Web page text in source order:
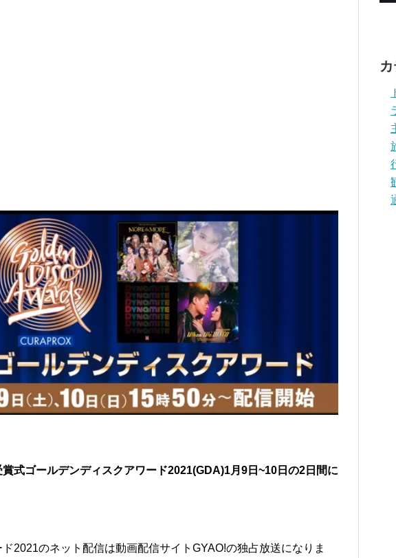
式ゴールデンディスクアワード2021(GDA)1月9日~10日の2日間に
2021のネット配信は動画配信サイトGYAO!の独占放送になりま